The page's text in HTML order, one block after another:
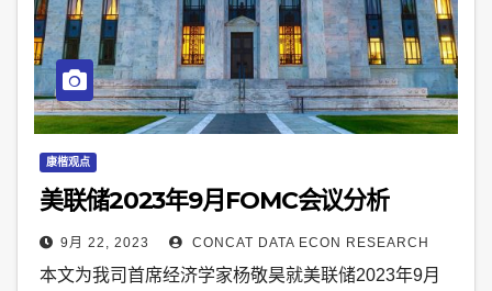
康楷观点
美联储2023年9月FOMC会议分析
9月 22, 2023 CONCAT DATA ECON RESEARCH
本文为我司首席经济学家杨敬昊就美联储2023年9月